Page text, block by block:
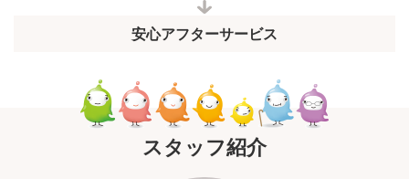
安心アフターサービス
スタッフ紹介